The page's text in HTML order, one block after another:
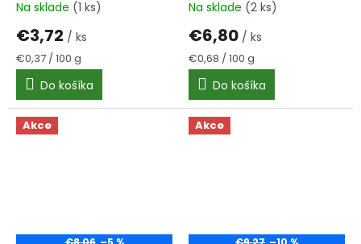
Na sklade (1 ks)
€3,72 / ks
Jednotková
cena:
€0,37 / 100 g
Do košíka
Na sklade (2 ks)
€6,80 / ks
Jednotková
cena:
€0,68 / 100 g
Do košíka
Akce Akce